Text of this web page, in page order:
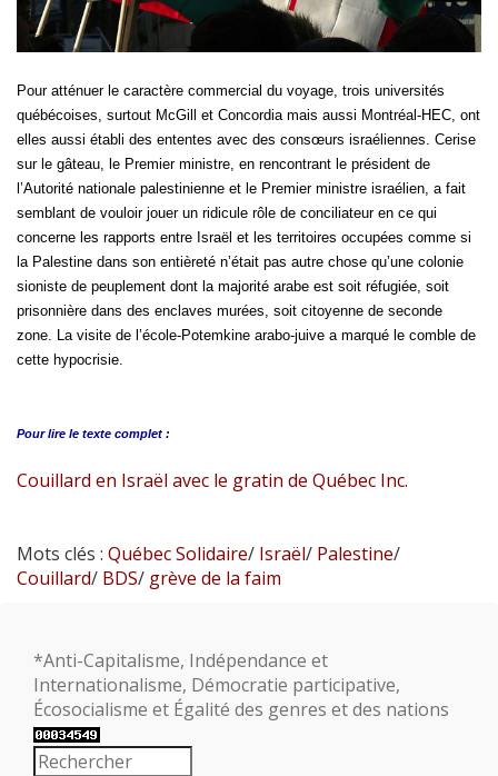
Pour atténuer le caractère commercial du voyage, trois universités
québécoises, surtout McGill et Concordia mais aussi Montréal-HEC, ont
elles aussi établi des ententes avec des consœurs israéliennes. Cerise
sur le gâteau, le Premier ministre, en rencontrant le président de
l’Autorité nationale palestinienne et le Premier ministre israélien, a fait
semblant de vouloir jouer un ridicule rôle de conciliateur en ce qui
concerne les rapports entre Israël et les territoires occupées comme si
la Palestine dans son entièreté n’était pas autre chose qu’une colonie
sioniste de peuplement dont la majorité arabe est soit réfugiée, soit
prisonnière dans des enclaves murées, soit citoyenne de seconde
zone. La visite de l’école-Potemkine arabo-juive a marqué le comble de
cette hypocrisie.
Pour lire le texte complet :
Couillard en Israël avec le gratin de Québec Inc.
Mots clés : Québec Solidaire/ Israël/ Palestine/
Couillard/ BDS/ grève de la faim
*Anti-Capitalisme, Indépendance et
Internationalisme, Démocratie participative,
Écosocialisme et Égalité des genres et des nations